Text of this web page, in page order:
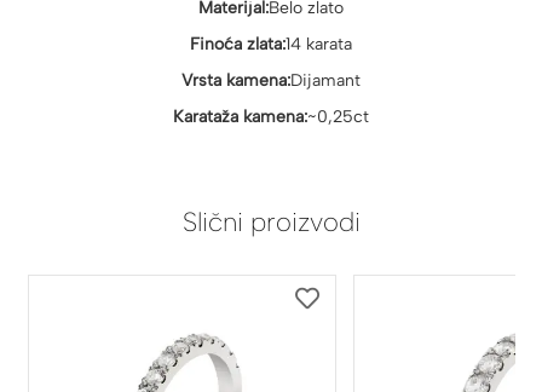
Materijal:Belo zlato
Finoća zlata:14 karata
Vrsta kamena:Dijamant
Karataža kamena:~0,25ct
Slični proizvodi